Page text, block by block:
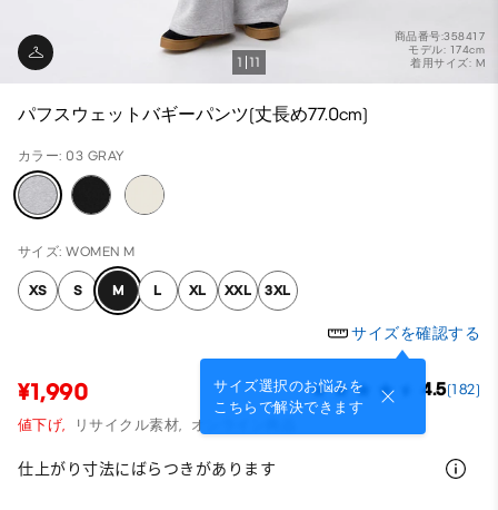
商品番号:358417
モデル: 174cm
着用サイズ: M
1 11
パフスウェットバギーパンツ(丈長め77.0cm)
カラー: 03 GRAY
サイズ: WOMEN M
XS S M L XL XXL 3XL
サイズを確認する
サイズ選択のお悩みを
こちらで解決できます
¥1,990 4.5(182)
値下げ, リサイクル素材, オンライン商品
仕上がり寸法にばらつきがあります